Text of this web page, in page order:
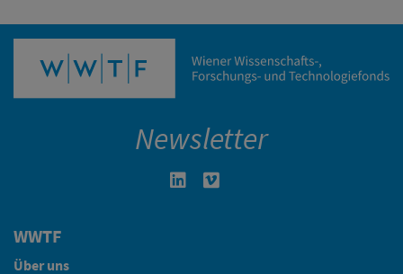
Newsletter
Linkedin in neuem Fenster öffnen
WWTF
Über uns